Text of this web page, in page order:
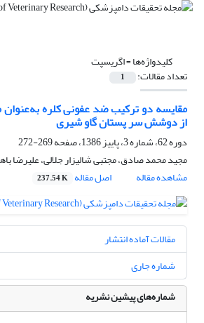
کلیدواژه‌ها =اگریسپت
تعداد مقالات: 1
مقایسه دو ترکیب ضد عفونی کلره
از دوشش سر پستان گاو شیری
دوره 62، شماره 3، پاییز 1386، صفحه
269-272
مجید محمد صادق، مجتبی شالیزار جلالی، علیرضا
مشاهده مقاله
اصل مقاله 237.54 K
مقالات آماده انتشار
شماره جاری
شماره‌های پیشین نشریه